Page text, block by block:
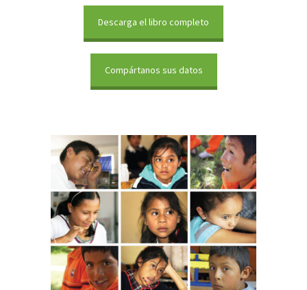
Descarga el libro completo
Compártanos sus datos